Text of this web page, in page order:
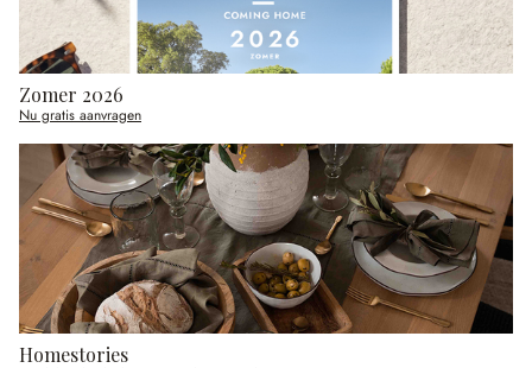
Zomer 2026
Nu gratis aanvragen
Homestories